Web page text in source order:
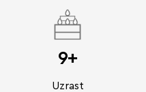
9+
Uzrast